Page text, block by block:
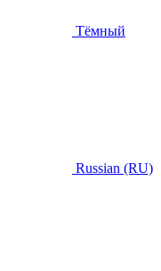
Тёмный
Russian (RU)